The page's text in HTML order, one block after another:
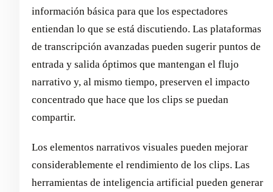
información básica para que los espectadores
entiendan lo que se está discutiendo. Las plataformas
de transcripción avanzadas pueden sugerir puntos de
entrada y salida óptimos que mantengan el flujo
narrativo y, al mismo tiempo, preserven el impacto
concentrado que hace que los clips se puedan
compartir.
Los elementos narrativos visuales pueden mejorar
considerablemente el rendimiento de los clips. Las
herramientas de inteligencia artificial pueden generar